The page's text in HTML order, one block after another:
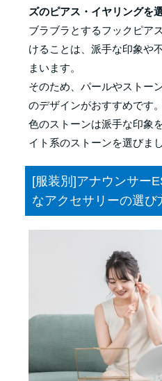
ズのピアス・イヤリングを
ブラブラとするフックピア
けることは、派手な印象や
まいます。
そのため、パールやストー
のデザインがおすすめです
色のストーンは派手な印象
イト系のストーンを選びまし
[服装別]アナウンサー
なアクセサリーの選び